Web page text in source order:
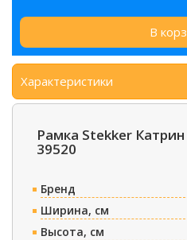
В
Характеристики
Рамка Stekker Катрин
39520
Бренд
Ширина, см
Высота, см